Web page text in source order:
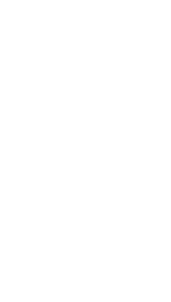
名诀窍（二）-中国清
页】-搜了网
式_信用报告_工商信息
-商务服务-工商注册-
招聘信息-58建筑网
信息公共服务平台
信用报告_工商信息-
服务-绍兴E网
理_志趣网
州媒网
_电话_地址-中华英才
鸯易登网
明实业有限公司网站
顺企网